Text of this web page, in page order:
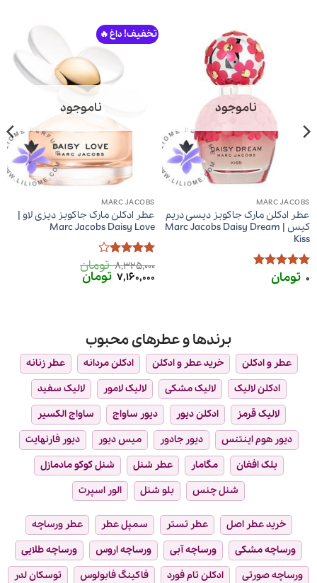
ناموجود
MARC JACOBS
عطر ادکلن مارک جاکوبز دیسی دریم
کیس | Marc Jacobs Daisy Dream
Kiss
امتیاز5از
0 تومان
تخفیف!
ناموجود
MARC JACOBS
عطر ادکلن مارک جاکوبز دیزی لاو |
Marc Jacobs Daisy Love
امتیاز4
از 5
8,325,000 تومان
قیمت
اصلی
7,160,000 تومانقیمت
برندها و عطرهای محبوب
عطر و ادکلن خرید عطر و ادکلن ادکلن مردانه
عطر زنانه
ادکلن لالیک
لالیک مشکی لالیک لامور
لالیک سفید
لالیک قرمز
ادکلن دیور دیور ساواج
ساواج الکسیر
دیور هوم اینتنس
دیور جادور میس دیور
دیور فارنهایت
بلک افغان
مگامار عطر شنل
شنل کوکو مادمازل
شنل چنس
بلو شنل الور اسپرت
خرید عطر اصل عطر تستر سمپل عطر
عطر ورساچه
ورساچه مشکی
ورساچه آبی ورساچه اروس
ورساچه طلایی
ورساچه صورتی
ادکلن تام فورد فاکینگ فابولوس
توسکان لدر